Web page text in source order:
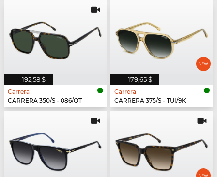
192,58 $
Carrera
CARRERA 350/S - 086/QT
179,65 $
Carrera
CARRERA 375/S - TUI/9K